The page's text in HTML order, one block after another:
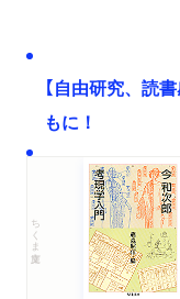
【自由研究、読
もに！
ちくま文庫